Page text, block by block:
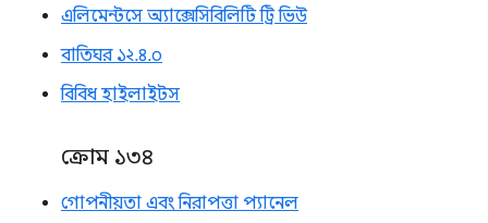
এলিমেন্টসে অ্যাক্সেসিবিলিটি ট্রি ভিউ
বাতিঘর ১২.৪.০
বিবিধ হাইলাইটস
ক্রোম ১৩৪
গোপনীয়তা এবং নিরাপত্তা প্যানেল